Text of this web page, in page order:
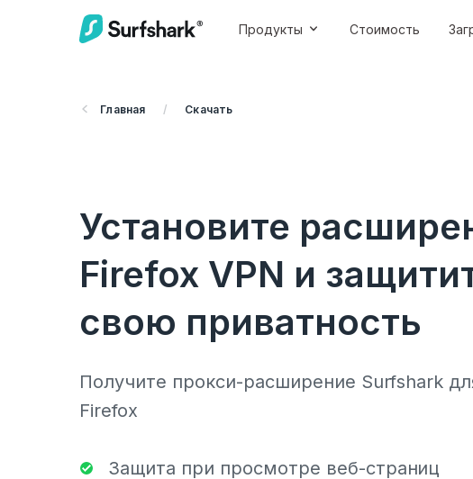
Продукты Стоимость
Главная / Скачать
Установите
Firefox VPN и
свою приватность
Получите прокси-расширение Surfshark
Firefox
Защита при просмотре веб-страниц